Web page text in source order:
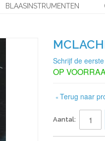
BLAASINSTRUMENTEN
Schrijf de
OP
« Terug naar
Aantal: